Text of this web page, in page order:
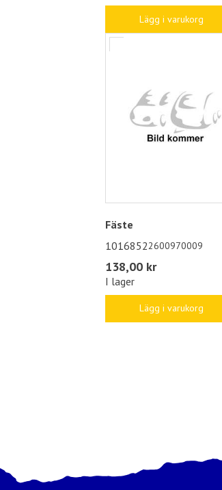
Lägg i varukorg
Fäste
10168522600970009
138,00 kr
I lager
Lägg i varukorg